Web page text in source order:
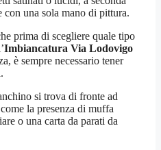
con una sola mano di pittura.
prima di scegliere quale tipo
Imbiancatura Via Lodovigo
è sempre necessario tener
si trova di fronte ad
la presenza di muffa
o una carta da parati da